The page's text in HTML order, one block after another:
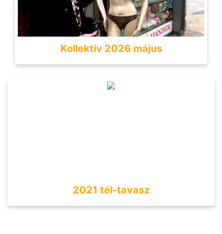
Kollektív 2026 május
2021 tél-tavasz